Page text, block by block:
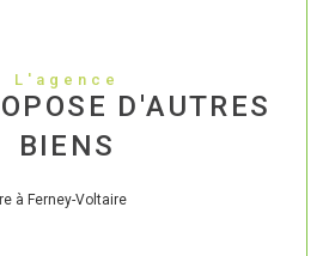
L'agence
D'AUTRES
BIENS
à Ferney-Voltaire